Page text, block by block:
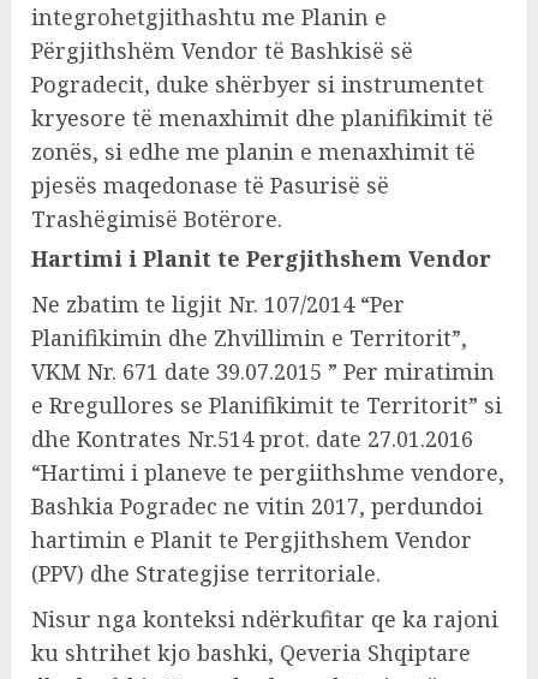
integrohetgjithashtu me Planin e
Përgjithshëm Vendor të Bashkisë së
Pogradecit, duke shërbyer si instrumentet
kryesore të menaxhimit dhe planifikimit të
zonës, si edhe me planin e menaxhimit të
pjesës maqedonase të Pasurisë së
Trashëgimisë Botërore.
Hartimi i Planit te Pergjithshem Vendor
Ne zbatim te ligjit Nr. 107/2014 “Per
Planifikimin dhe Zhvillimin e Territorit”,
VKM Nr. 671 date 39.07.2015 ” Per miratimin
e Rregullores se Planifikimit te Territorit” si
dhe Kontrates Nr.514 prot. date 27.01.2016
“Hartimi i planeve te pergiithshme vendore,
Bashkia Pogradec ne vitin 2017, perdundoi
hartimin e Planit te Pergjithshem Vendor
(PPV) dhe Strategjise territoriale.
Nisur nga konteksi ndërkufitar qe ka rajoni
ku shtrihet kjo bashki, Qeveria Shqiptare